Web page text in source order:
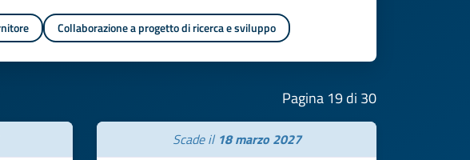
Collaborazione a progetto di ricerca e sviluppo
Pagina 19 di 30
Scade il 18 marzo 2027